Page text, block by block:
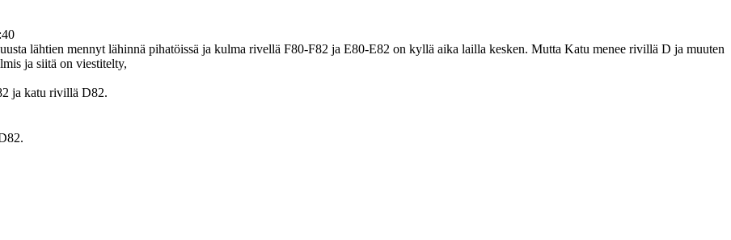
lähtien mennyt lähinnä pihatöissä ja kulma rivellä F80-F82 ja E80-E82 on kyllä aika lailla kesken. Mutta Katu menee rivillä D ja muuten
ja siitä on viestitelty,
ja katu rivillä D82.